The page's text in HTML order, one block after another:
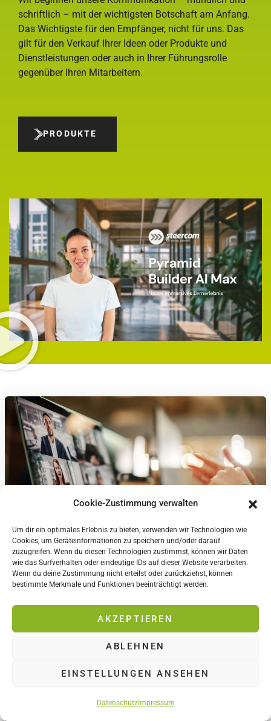
Cookie-Zustimmung verwalten
Um dir ein optimales Erlebnis zu bieten, verwenden wir Technologien wie
Cookies, um Geräteinformationen zu speichern und/oder darauf
zuzugreifen. Wenn du diesen Technologien zustimmst, können wir Daten
wie das Surfverhalten oder eindeutige IDs auf dieser Website verarbeiten.
Wenn du deine Zustimmung nicht erteilst oder zurückziehst, können
bestimmte Merkmale und Funktionen beeinträchtigt werden.
AKZEPTIEREN
ABLEHNEN
EINSTELLUNGEN ANSEHEN
DatenschutzImpressum
schriftlich – mit der wichtigsten Botschaft am Anfang.
Das Wichtigste für den Empfänger, nicht für uns. Das
gilt für den Verkauf Ihrer Ideen oder Produkte und
Dienstleistungen oder auch in Ihrer Führungsrolle
gegenüber Ihren Mitarbeitern.
PRODUKTE
Big Deal Coaching